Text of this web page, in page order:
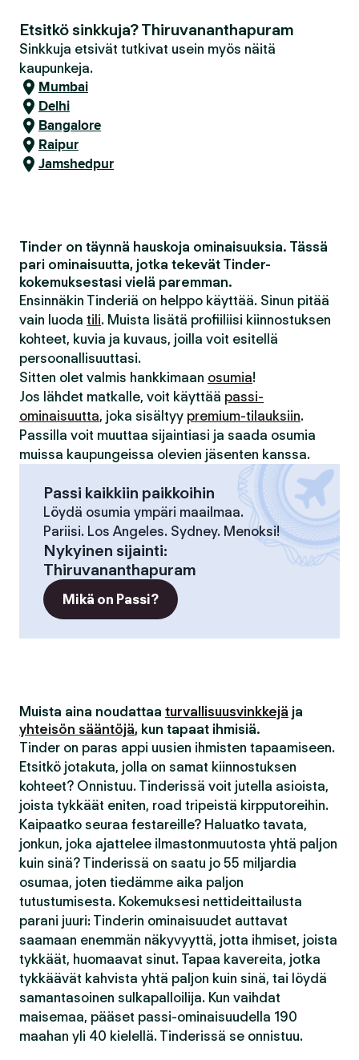
Etsitkö sinkkuja? Thiruvananthapuram
Sinkkuja etsivät tutkivat usein myös näitä
kaupunkeja.
Mumbai
Delhi
Bangalore
Raipur
Jamshedpur
Tinder on täynnä hauskoja ominaisuuksia. Tässä
pari ominaisuutta, jotka tekevät Tinder-
kokemuksestasi vielä paremman.
Ensinnäkin Tinderiä on helppo käyttää. Sinun pitää
vain luoda tili. Muista lisätä profiiliisi kiinnostuksen
kohteet, kuvia ja kuvaus, joilla voit esitellä
persoonallisuuttasi.
Sitten olet valmis hankkimaan osumia!
Jos lähdet matkalle, voit käyttää passi-
ominaisuutta, joka sisältyy premium-tilauksiin.
Passilla voit muuttaa sijaintiasi ja saada osumia
muissa kaupungeissa olevien jäsenten kanssa.
Passi kaikkiin paikkoihin
Löydä osumia ympäri maailmaa.
Pariisi. Los Angeles. Sydney. Menoksi!
Nykyinen sijainti:
Thiruvananthapuram
Mikä on Passi?
Muista aina noudattaa turvallisuusvinkkejä ja
yhteisön sääntöjä, kun tapaat ihmisiä.
Tinder on paras appi uusien ihmisten tapaamiseen.
Etsitkö jotakuta, jolla on samat kiinnostuksen
kohteet? Onnistuu. Tinderissä voit jutella asioista,
joista tykkäät eniten, road tripeistä kirpputoreihin.
Kaipaatko seuraa festareille? Haluatko tavata,
jonkun, joka ajattelee ilmastonmuutosta yhtä paljon
kuin sinä? Tinderissä on saatu jo 55 miljardia
osumaa, joten tiedämme aika paljon
tutustumisesta. Kokemuksesi nettideittailusta
parani juuri: Tinderin ominaisuudet auttavat
saamaan enemmän näkyvyyttä, jotta ihmiset, joista
tykkäät, huomaavat sinut. Tapaa kavereita, jotka
tykkäävät kahvista yhtä paljon kuin sinä, tai löydä
samantasoinen sulkapalloilija. Kun vaihdat
maisemaa, pääset passi-ominaisuudella 190
maahan yli 40 kielellä. Tinderissä se onnistuu.